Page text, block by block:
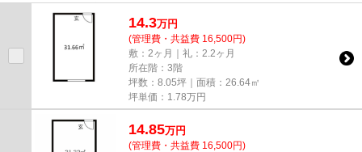
尚、弊社ではおとり広告は一切...
14.3万円
(管理費・共益費 16,500円)
敷：2ヶ月｜礼：2.2ヶ月
所在階：3階
坪数：8.05坪｜面積：26.64㎡
坪単価： 1.78万円
14.85万円
(管理費・共益費 16,500円)